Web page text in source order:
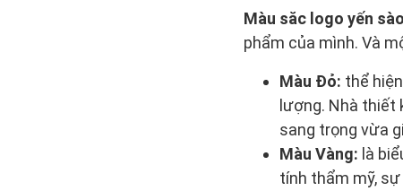
Màu săc logo yến
phẩm của mình. Và
Màu Đỏ: thể
lượng. Nhà thiết
sang trọng vừa
Màu Vàng: là
tính thẩm mỹ,